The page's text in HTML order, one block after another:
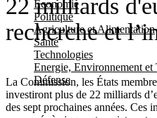
Economie
Politique
Agriculture et Alimentation
Santé
Technologies
Energie, Environnement et
Défense
22 milliards
recherche et
La Commission, les États
investiront plus de 22 milliards
des sept prochaines années. Ces